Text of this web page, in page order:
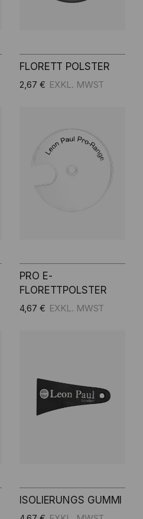
FLORETT POLSTER
2,67 €
PRO E-
FLORETTPOLSTER
4,67 €
ISOLIERUNGS GUMMI